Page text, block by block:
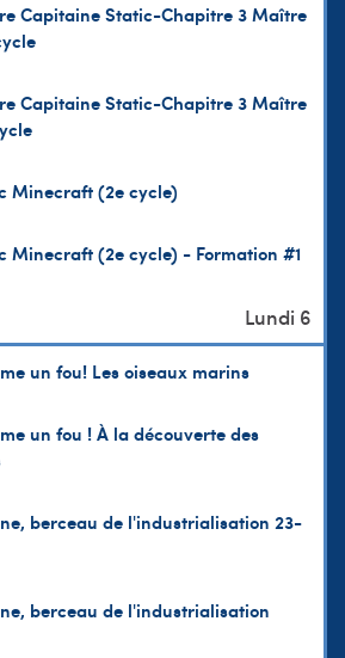
Capitaine Static-Chapitre 3 Maître
Capitaine Static-Chapitre 3 Maître
Minecraft (2e cycle)
Minecraft (2e cycle) - Formation #1
un fou! Les oiseaux marins
un fou ! À la découverte des
berceau de l'industrialisation 23-
berceau de l'industrialisation